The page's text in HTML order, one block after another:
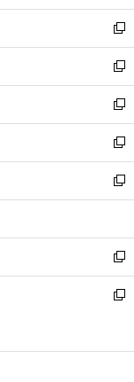
開
く
ウ
で
開
く
ン
ド
ウ
で
開
く
ウ
ィ
ン
ド
ウ
で
開
く
新
し
い
ウ
ィ
ン
ド
ウ
で
開
新
し
い
ウ
ィ
ン
ド
ウ
開
く
新
し
い
ウ
ィ
ン
ウ
で
開
く
新
し
い
ウ
ン
ド
ウ
で
新
し
ウ
ィ
ン
ド
開
新
し
い
ン
新
ウ